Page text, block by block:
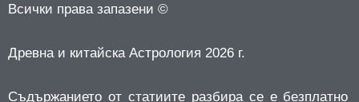
Всички права запазени ©
Древна и китайска Астрология 2026 г.
Съдържанието от статиите разбира се е безплатно